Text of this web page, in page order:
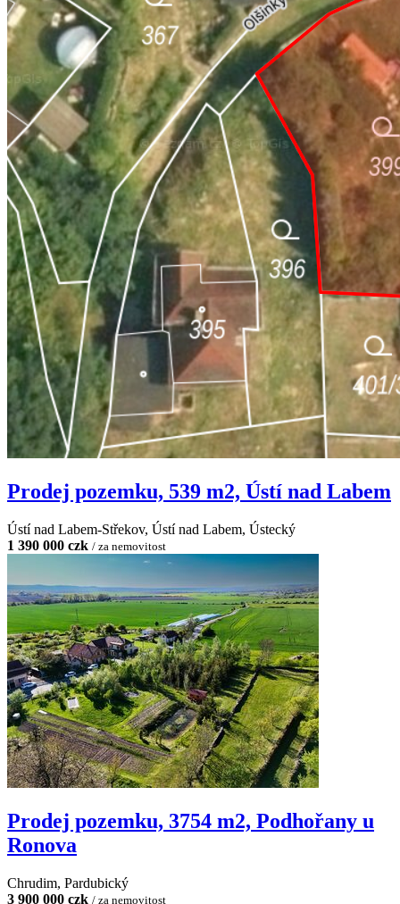
Prodej pozemku, 539 m2, Ústí nad Labem
Ústí nad Labem-Střekov, Ústí nad Labem, Ústecký
1 390 000 czk / za nemovitost
Prodej pozemku, 3754 m2, Podhořany u
Ronova
Chrudim, Pardubický
3 900 000 czk / za nemovitost